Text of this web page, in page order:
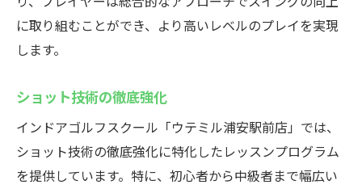
に取り組むことができ、より高いレベルのプレイを実現
します。
ショット技術の徹底強化
インドアゴルフスクール「ウテミル浦安駅前店」では、
ショット技術の徹底強化に特化したレッスンプログラム
を提供しています。特に、初心者から中級者まで幅広い